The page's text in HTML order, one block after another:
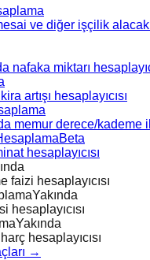
ve diğer işçilik
nafaka miktarı
artışı hesaplayıcısı
memur derece/kademe
Beta
hesaplayıcısı
faizi hesaplayıcısı
Yakında
hesaplayıcısı
Yakında
hesaplayıcısı
→